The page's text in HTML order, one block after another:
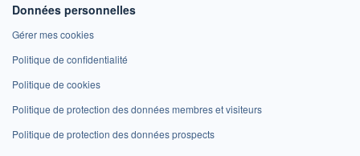
Données personnelles
Gérer mes cookies
Politique de confidentialité
Politique de cookies
Politique de protection des données membres et visiteurs
Politique de protection des données prospects